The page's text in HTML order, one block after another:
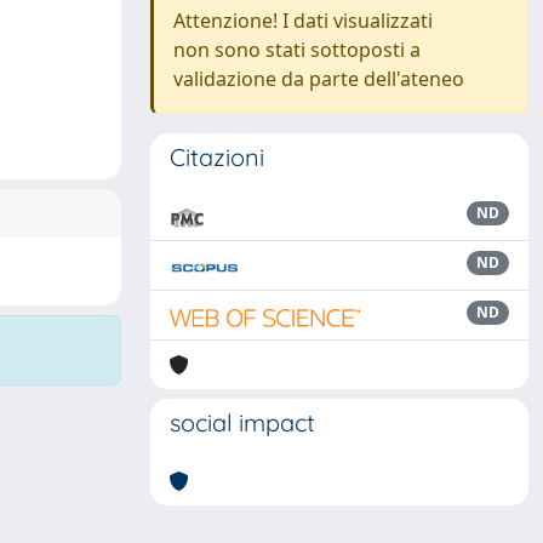
Attenzione! I dati visualizzati
non sono stati sottoposti a
validazione da parte dell'ateneo
Citazioni
ND
ND
ND
social impact